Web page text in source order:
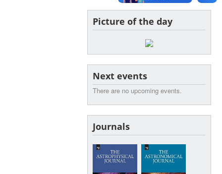
Picture of the day
Next events
There are no upcoming events.
Journals